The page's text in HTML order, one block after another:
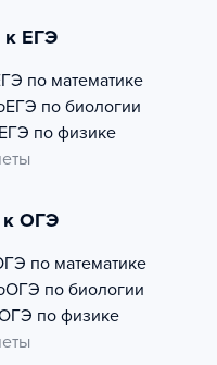
к ЕГЭ
по математике
ЕГЭ по биологии
ЕГЭ по физике
к ОГЭ
по математике
ОГЭ по биологии
по физике